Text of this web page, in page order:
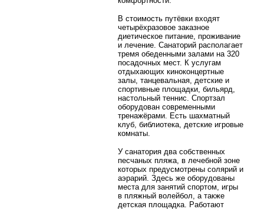
В стоимость путёвки входят
четырёхразовое заказное
диетическое питание, проживание
и лечение. Санаторий располагает
тремя обеденными залами на 320
посадочных мест. К услугам
отдыхающих киноконцертные
залы, танцевальная, детские и
спортивные площадки, бильярд,
настольный теннис. Спортзал
оборудован современными
тренажёрами. Есть шахматный
клуб, библиотека, детские игровые
комнаты.
У санатория два собственных
песчаных пляжа, в лечебной зоне
которых предусмотрены солярий и
аэрарий. Здесь же оборудованы
места для занятий спортом, игры
в пляжный волейбол, а также
детская площадка. Работают